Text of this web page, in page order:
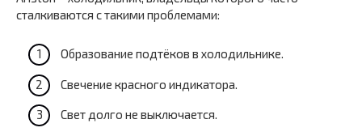
сталкиваются с такими проблемами:
Образование подтёков в холодильнике.
Свечение красного индикатора.
Свет долго не выключается.